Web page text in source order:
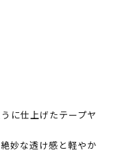
に仕上げたテープヤ
妙な透け感と軽やか